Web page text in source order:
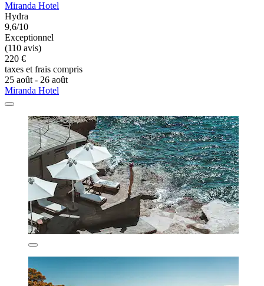
Miranda Hotel
Hydra
9,6/10
Exceptionnel
(110 avis)
220 €
taxes et frais compris
25 août - 26 août
Miranda Hotel